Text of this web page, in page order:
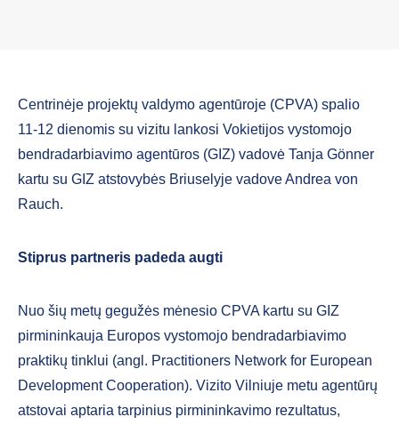
Centrinėje projektų valdymo agentūroje (CPVA) spalio
11-12 dienomis su vizitu lankosi Vokietijos vystomojo
bendradarbiavimo agentūros (GIZ) vadovė Tanja Gönner
kartu su GIZ atstovybės Briuselyje vadove Andrea von
Rauch.
Stiprus partneris padeda augti
Nuo šių metų gegužės mėnesio CPVA kartu su GIZ
pirmininkauja Europos vystomojo bendradarbiavimo
praktikų tinklui (angl. Practitioners Network for European
Development Cooperation). Vizito Vilniuje metu agentūrų
atstovai aptaria tarpinius pirmininkavimo rezultatus,